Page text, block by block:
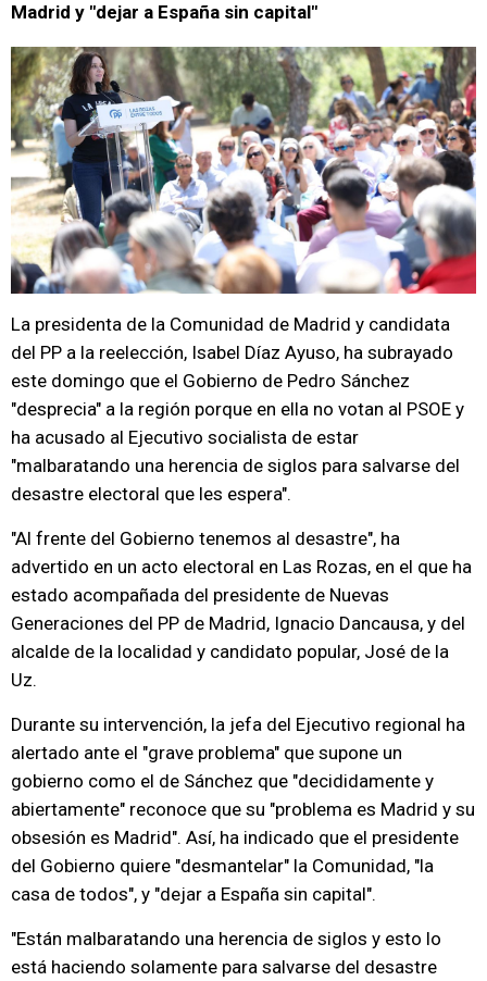
Madrid y "dejar a España sin capital"
La presidenta de la Comunidad de Madrid y candidata
del PP a la reelección, Isabel Díaz Ayuso, ha subrayado
este domingo que el Gobierno de Pedro Sánchez
"desprecia" a la región porque en ella no votan al PSOE y
ha acusado al Ejecutivo socialista de estar
"malbaratando una herencia de siglos para salvarse del
desastre electoral que les espera".
"Al frente del Gobierno tenemos al desastre", ha
advertido en un acto electoral en Las Rozas, en el que ha
estado acompañada del presidente de Nuevas
Generaciones del PP de Madrid, Ignacio Dancausa, y del
alcalde de la localidad y candidato popular, José de la
Uz.
Durante su intervención, la jefa del Ejecutivo regional ha
alertado ante el "grave problema" que supone un
gobierno como el de Sánchez que "decididamente y
abiertamente" reconoce que su "problema es Madrid y su
obsesión es Madrid". Así, ha indicado que el presidente
del Gobierno quiere "desmantelar" la Comunidad, "la
casa de todos", y "dejar a España sin capital".
"Están malbaratando una herencia de siglos y esto lo
está haciendo solamente para salvarse del desastre